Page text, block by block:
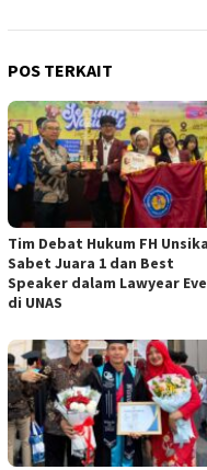
POS TERKAIT
Tim Debat Hukum FH Unsika
Sabet Juara 1 dan Best
Speaker dalam Lawyear
di UNAS